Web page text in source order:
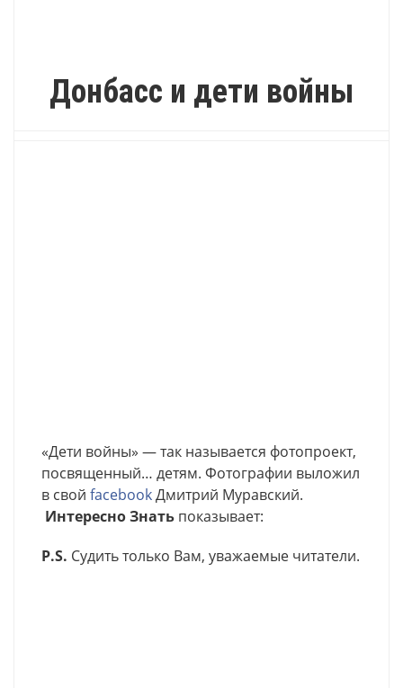
Донбасс и дети войны
«Дети войны» — так называется фотопроект,
посвященный… детям. Фотографии выложил
в свой facebookДмитрий Муравский.
Интересно Знать показывает:
P.S. Судить только Вам, уважаемые читатели.